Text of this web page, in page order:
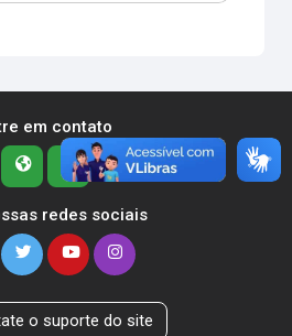
em contato
redes sociais
o suporte do site